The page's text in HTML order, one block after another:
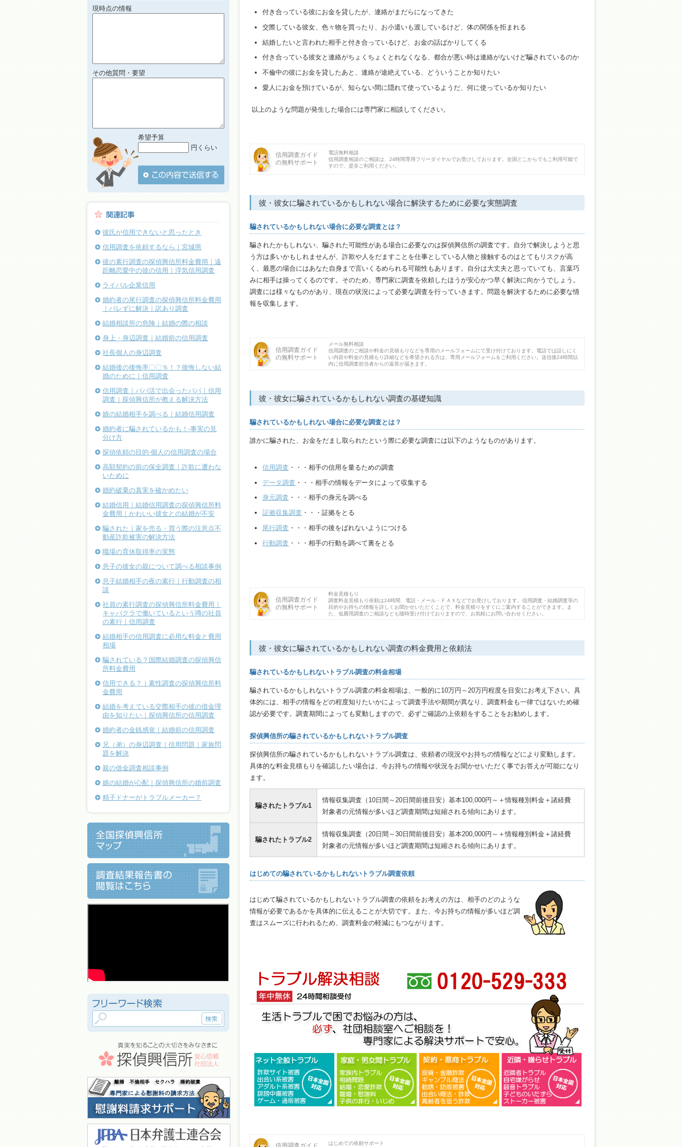
付き合っている彼にお金を貸したが、連絡がまだらになってきた
交際している彼女、色々物を買ったり、お小遣いも渡しているけど、体の関係を拒まれる
結婚したいと言われた相手と付き合っているけど、お金の話ばかりしてくる
付き合っている彼女と連絡がちょくちょくとれなくなる、都合が悪い時は連絡がないけど騙されているのか
不倫中の彼にお金を貸したあと、連絡が途絶えている、どういうことか知りたい
愛人にお金を預けているが、知らない間に隠れて使っているようだ、何に使っているか知りたい
以上のような問題が発生した場合には専門家に相談してください。
信用調査ガイド
の無料サポート
電話無料相談
信用調査相談のご相談は、24時間専用フリーダイヤルでお受けしております。全国どこからでもご利用可能で
すので、是非ご利用ください。
彼・彼女に騙されているかもしれない場合に解決するために必要な実態調査
騙されているかもしれない場合に必要な調査とは？
騙されたかもしれない、騙された可能性がある場合に必要なのは探偵興信所の調査です。自分で解決しようと思
う方は多いかもしれませんが、詐欺や人をだますことを仕事としている人物と接触するのはとてもリスクが高
く、最悪の場合にはあなた自身まで言いくるめられる可能性もあります。自分は大丈夫と思っていても、言葉巧
みに相手は操ってくるのです。そのため、専門家に調査を依頼したほうが安心かつ早く解決に向かうでしょう。
調査には様々なものがあり、現在の状況によって必要な調査を行っていきます。問題を解決するために必要な情
報を収集します。
信用調査ガイド
の無料サポート
メール無料相談
信用調査のご相談や料金の見積もりなどを専用のメールフォームにて受け付けております。電話では話しにく
い内容や料金の見積もり詳細などを希望される方は、専用メールフォームをご利用ください。送信後24時間以
内に信用調査担当者からの返答が届きます。
彼・彼女に騙されているかもしれない調査の基礎知識
騙されているかもしれない場合に必要な調査とは？
誰かに騙された、お金をだまし取られたという際に必要な調査には以下のようなものがあります。
信用調査 ・・・相手の信用を量るための調査
データ調査 ・・・相手の情報をデータによって収集する
身元調査 ・・・相手の身元を調べる
証拠収集調査 ・・・証拠をとる
尾行調査 ・・・相手の後をばれないようにつける
行動調査 ・・・相手の行動を調べて裏をとる
信用調査ガイド
の無料サポート
料金見積もり
調査料金見積もり依頼は24時間、電話・メール・ＦＡＸなどでお受けしております。信用調査・結婚調査等の
目的やお持ちの情報を詳しくお聞かせいただくことで、料金見積りをすぐにご案内することができます。ま
た、低費用調査のご相談なども随時受け付けておりますので、お気軽にお問い合わせください。
彼・彼女に騙されているかもしれない調査の料金費用と依頼法
騙されているかもしれないトラブル調査の料金相場
騙されているかもしれないトラブル調査の料金相場は、一般的に10万円～20万円程度を目安にお考え下さい。具
体的には、相手の情報をどの程度知りたいかによって調査手法や期間が異なり、調査料金も一律ではないため確
認が必要です。調査期間によっても変動しますので、必ずご確認の上依頼をすることをお勧めします。
探偵興信所の騙されているかもしれないトラブル調査
探偵興信所の騙されているかもしれないトラブル調査は、依頼者の現況やお持ちの情報などにより変動します。
具体的な料金見積もりを確認したい場合は、今お持ちの情報や状況をお聞かせいただく事でお答えが可能になり
ます。
騙されたトラブル1
情報収集調査（10日間～20日間前後目安）基本100,000円～＋情報種別料金＋諸経費
対象者の元情報が多いほど調査期間は短縮される傾向にあります。
騙されたトラブル2
情報収集調査（20日間～30日間前後目安）基本200,000円～＋情報種別料金＋諸経費
対象者の元情報が多いほど調査期間は短縮される傾向にあります。
はじめての騙されているかもしれないトラブル調査依頼
はじめて騙されているかもしれないトラブル調査の依頼をお考えの方は、相手のどのような
情報が必要であるかを具体的に伝えることが大切です。また、今お持ちの情報が多いほど調
査はスムーズに行われるため、調査料金の軽減にもつながります。
信用調査ガイド
はじめての依頼サポート
現時点の情報
その他質問・要望
希望予算
円くらい
彼氏が信用できないと思ったとき
信用調査を依頼するなら｜宮城県
彼の素行調査の探偵興信所料金費用｜遠
距離恋愛中の彼の信用｜浮気信用調査
ライバル企業信用
婚約者の尾行調査の探偵興信所料金費用
｜バレずに解決｜訳あり調査
結婚相談所の危険｜結婚の際の相談
身上・身辺調査｜結婚前の信用調査
社長個人の身辺調査
結婚後の後悔率〇〇％！？後悔しない結
婚のために｜信用調査
信用調査｜パパ活で出会ったパパ｜信用
調査｜探偵興信所が教える解決方法
娘の結婚相手を調べる｜結婚信用調査
婚約者に騙されているかも！-事実の見
分け方
探偵依頼の目的-個人の信用調査の場合
高額契約の前の保全調査｜詐欺に遭わな
いために
婚約破棄の真実を確かめたい
結婚信用｜結婚信用調査の探偵興信所料
金費用｜かわいい彼女との結婚が不安
騙された｜家を売る・買う際の注意点不
動産詐欺被害の解決方法
職場の育休取得率の実態
息子の彼女の親について調べる相談事例
息子結婚相手の夜の素行｜行動調査の相
談
社員の素行調査の探偵興信所料金費用｜
キャバクラで働いているという噂の社員
の素行｜信用調査
結婚相手の信用調査に必用な料金と費用
相場
騙されている？国際結婚調査の探偵興信
所料金費用
信用できる？｜素性調査の探偵興信所料
金費用
結婚を考えている交際相手の彼の借金理
由を知りたい｜探偵興信所の信用調査
婚約者の金銭感覚｜結婚前の信用調査
兄（弟）の身辺調査｜信用問題｜家族問
題を解決
親の借金調査相談事例
娘の結婚が心配｜探偵興信所の婚前調査
精子ドナーがトラブルメーカー？